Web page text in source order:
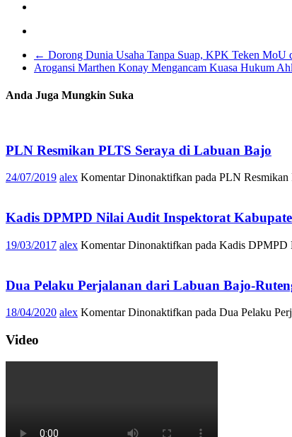
← Dorong Dunia Usaha Tanpa Suap, KPK Teken MoU
Arogansi Marthen Konay Mengancam Kuasa Hukum
Anda Juga Mungkin Suka
PLN Resmikan PLTS Seraya di Labuan Bajo
24/07/2019 alex Komentar Dinonaktifkan pada PLN
Kadis DPMPD Nilai Audit Inspektorat
19/03/2017 alex Komentar Dinonaktifkan pada Kadis DPMPD
Dua Pelaku Perjalanan dari Labuan Bajo-
18/04/2020 alex Komentar Dinonaktifkan pada Dua Pelaku
Video